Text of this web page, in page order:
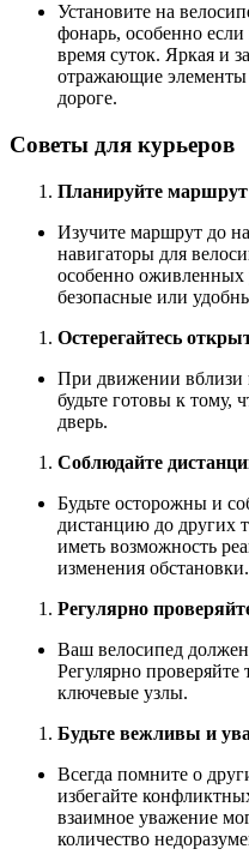
Установите на
фонарь, особенно
время суток. Яркая и
отражающие
дороге.
Советы для курьеров
Планируйте маршрут
Изучите маршрут до
навигаторы для
особенно оживленных
безопасные или
Остерегайтесь
При движении вблизи
будьте готовы к тому,
дверь.
Соблюдайте
Будьте осторожны и
дистанцию до других
иметь возможность
изменения обстановки.
Регулярно
Ваш велосипед
Регулярно
ключевые узлы.
Будьте вежливы и
Всегда помните о
избегайте
взаимное уважение
количество